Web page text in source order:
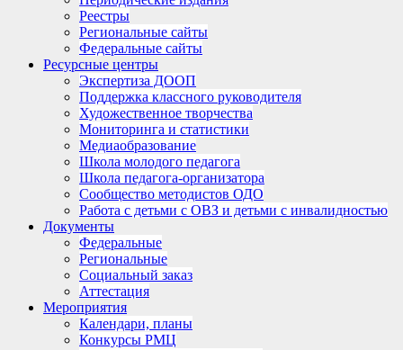
Реестры
Региональные сайты
Федеральные сайты
Ресурсные центры
Экспертиза ДООП
Поддержка классного руководителя
Художественное творчества
Мониторинга и статистики
Медиаобразование
Школа молодого педагога
Школа педагога-организатора
Сообщество методистов ОДО
Работа с детьми с ОВЗ и детьми с инвалидностью
Документы
Федеральные
Региональные
Социальный заказ
Аттестация
Мероприятия
Календари, планы
Конкурсы РМЦ